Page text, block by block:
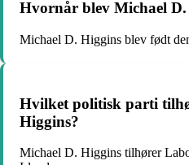
Hvornår blev Michael
Michael D. Higgins blev født
Hvilket politisk parti
Higgins?
Michael D. Higgins tilhører